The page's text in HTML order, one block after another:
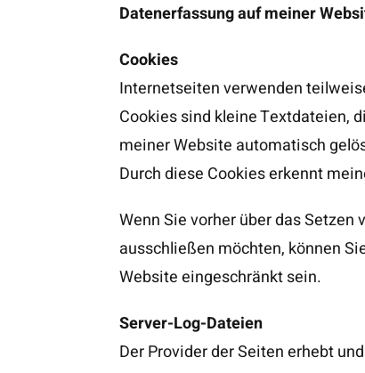
Datenerfassung auf meiner
Cookies
Internetseiten verwenden
Cookies sind kleine Textdateien,
meiner Website automatisch
Durch diese Cookies erkennt
Wenn Sie vorher über das
ausschließen möchten, können
Website eingeschränkt sein.
Server-Log-Dateien
Der Provider der Seiten erhebt